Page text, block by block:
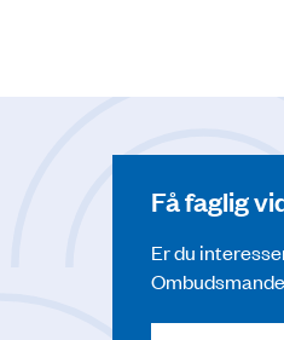
Få faglig
Er du